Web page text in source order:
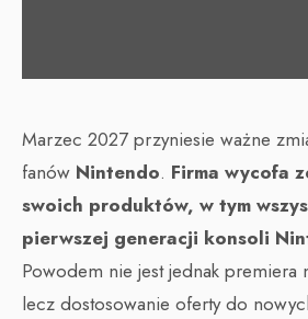
Marzec 2027 przyniesie ważne
fanów Nintendo. Firma wycofa
swoich produktów, w tym
pierwszej generacji konsoli
Powodem nie jest jednak premiera
lecz dostosowanie oferty do